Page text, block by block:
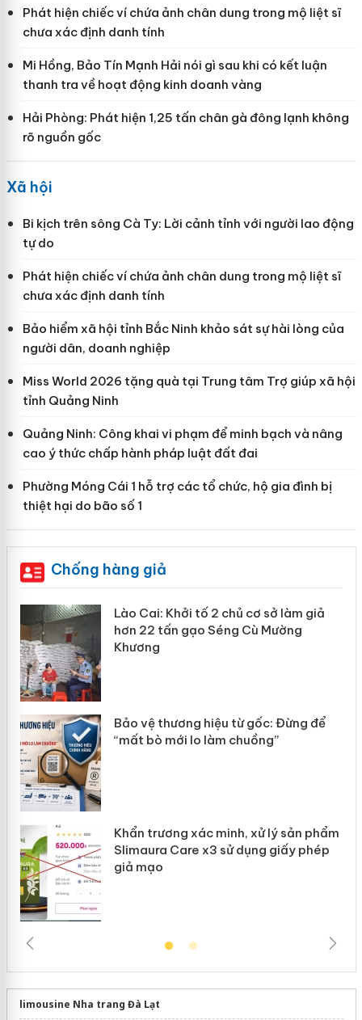
Phát hiện chiếc ví chứa ảnh chân dung trong mộ liệt sĩ
chưa xác định danh tính
Mi Hồng, Bảo Tín Mạnh Hải nói gì sau khi có kết luận
thanh tra về hoạt động kinh doanh vàng
Hải Phòng: Phát hiện 1,25 tấn chân gà đông lạnh không
rõ nguồn gốc
Xã hội
Bi kịch trên sông Cà Ty: Lời cảnh tỉnh với người lao động
tự do
Phát hiện chiếc ví chứa ảnh chân dung trong mộ liệt sĩ
chưa xác định danh tính
Bảo hiểm xã hội tỉnh Bắc Ninh khảo sát sự hài lòng của
người dân, doanh nghiệp
Miss World 2026 tặng quà tại Trung tâm Trợ giúp xã hội
tỉnh Quảng Ninh
Quảng Ninh: Công khai vi phạm để minh bạch và nâng
cao ý thức chấp hành pháp luật đất đai
Phường Móng Cái 1 hỗ trợ các tổ chức, hộ gia đình bị
thiệt hại do bão số 1
Chống hàng giả
Lào Cai: Khởi tố 2 chủ cơ sở làm giả
hơn 22 tấn gạo Séng Cù Mường
Khương
Bảo vệ thương hiệu từ gốc: Đừng để
“mất bò mới lo làm chuồng”
Khẩn trương xác minh, xử lý sản phẩm
Slimaura Care x3 sử dụng giấy phép
giả mạo
limousine Nha trang Đà Lạt